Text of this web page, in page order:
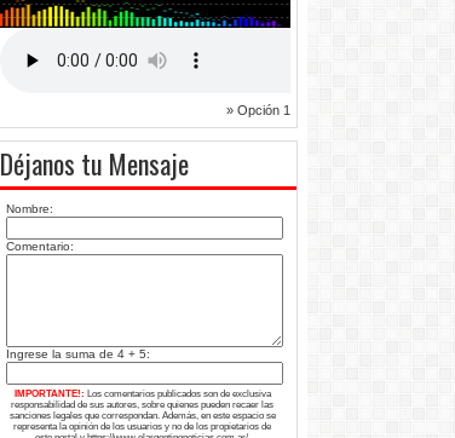
» Opción 1
Déjanos tu Mensaje
Nombre:
Comentario:
Ingrese la suma de 4 + 5:
IMPORTANTE!: Los comentarios publicados son de exclusiva
responsabilidad de sus autores, sobre quienes pueden recaer las
sanciones legales que correspondan. Además, en este espacio se
representa la opinión de los usuarios y no de los propietarios de